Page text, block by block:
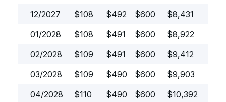
12/2027
$108 $492 $600 $8,431
01/2028
$108 $491 $600 $8,922
02/2028
$109 $491 $600 $9,412
03/2028
$109 $490 $600 $9,903
04/2028
$110 $490 $600 $10,392